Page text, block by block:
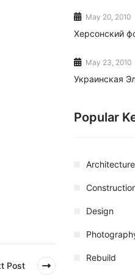
Post
May 20, 2010
Херсонский
May 23, 2010
Украинская
Popular
Architecture
Design
Rebuild